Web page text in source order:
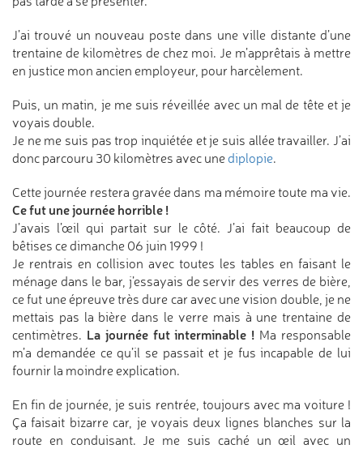
J’ai trouvé un nouveau poste dans une ville distante d’une
trentaine de kilomètres de chez moi. Je m’apprêtais à mettre
en justice mon ancien employeur, pour harcèlement.
Puis, un matin, je me suis réveillée avec un mal de tête et je
voyais double.
Je ne me suis pas trop inquiétée et je suis allée travailler. J’ai
donc parcouru 30 kilomètres avec unediplopie.
Cette journée restera gravée dans ma mémoire toute ma vie.
Ce fut une journée horrible !
J’avais l’œil qui partait sur le côté. J’ai fait beaucoup de
bêtises ce dimanche 06 juin 1999 !
Je rentrais en collision avec toutes les tables en faisant le
ménage dans le bar, j’essayais de servir des verres de bière,
ce fut une épreuve très dure car avec une vision double, je ne
mettais pas la bière dans le verre mais à une trentaine de
centimètres. La journée fut interminable ! Ma responsable
m’a demandée ce qu’il se passait et je fus incapable de lui
fournir la moindre explication.
En fin de journée, je suis rentrée, toujours avec ma voiture !
Ça faisait bizarre car, je voyais deux lignes blanches sur la
route en conduisant. Je me suis caché un œil avec un